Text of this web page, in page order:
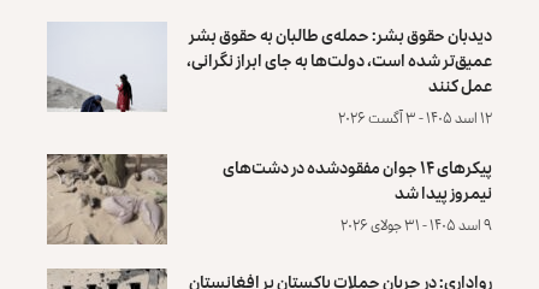
دیدبان حقوق بشر: حمله‌ی طالبان به حقوق بشر
عمیق‌تر شده است، دولت‌ها به جای ابراز نگرانی،
عمل کنند
۱۲ اسد ۱۴۰۵ - ۳ آگست ۲۰۲۶
پیکرهای ۱۴ جوان مفقودشده در دشت‌های
نیمروز پیدا شد
۹ اسد ۱۴۰۵ - ۳۱ جولای ۲۰۲۶
رواداری: در جریان حملات پاکستان بر افغانستان